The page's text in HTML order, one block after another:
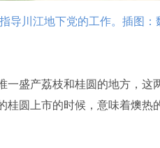
导川江地下党的工作。插图：
盛产荔枝和桂圆的地方，这
桂圆上市的时候，意味着燠